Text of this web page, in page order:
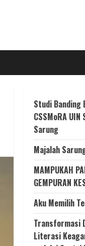
Studi Banding
CSSMoRA
Sarung
Majalah
MAMPUKAH
GEMPURAN
Aku Memilih
Transformasi
Literasi